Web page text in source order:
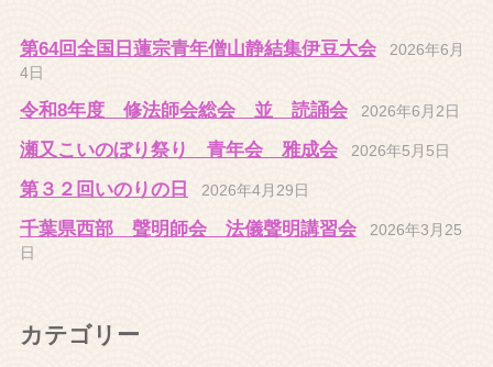
第64回全国日蓮宗青年僧山静結集伊豆大会
2026年6月
4日
令和8年度 修法師会総会 並 読誦会 2026年6月2日
瀬又こいのぼり祭り 青年会 雅成会 2026年5月5日
第３２回いのりの日 2026年4月29日
千葉県西部 聲明師会 法儀聲明講習会
2026年3月25
日
カテゴリー